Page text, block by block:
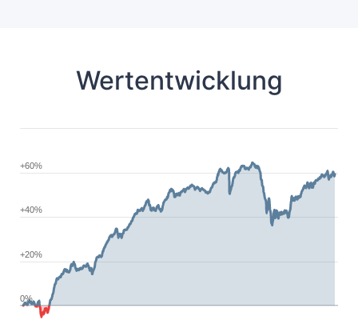
Wertentwicklung
0%
+20%
+40%
+60%